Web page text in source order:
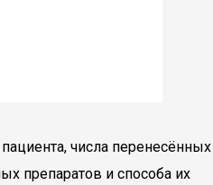
числа перенесённых
препаратов и способа их